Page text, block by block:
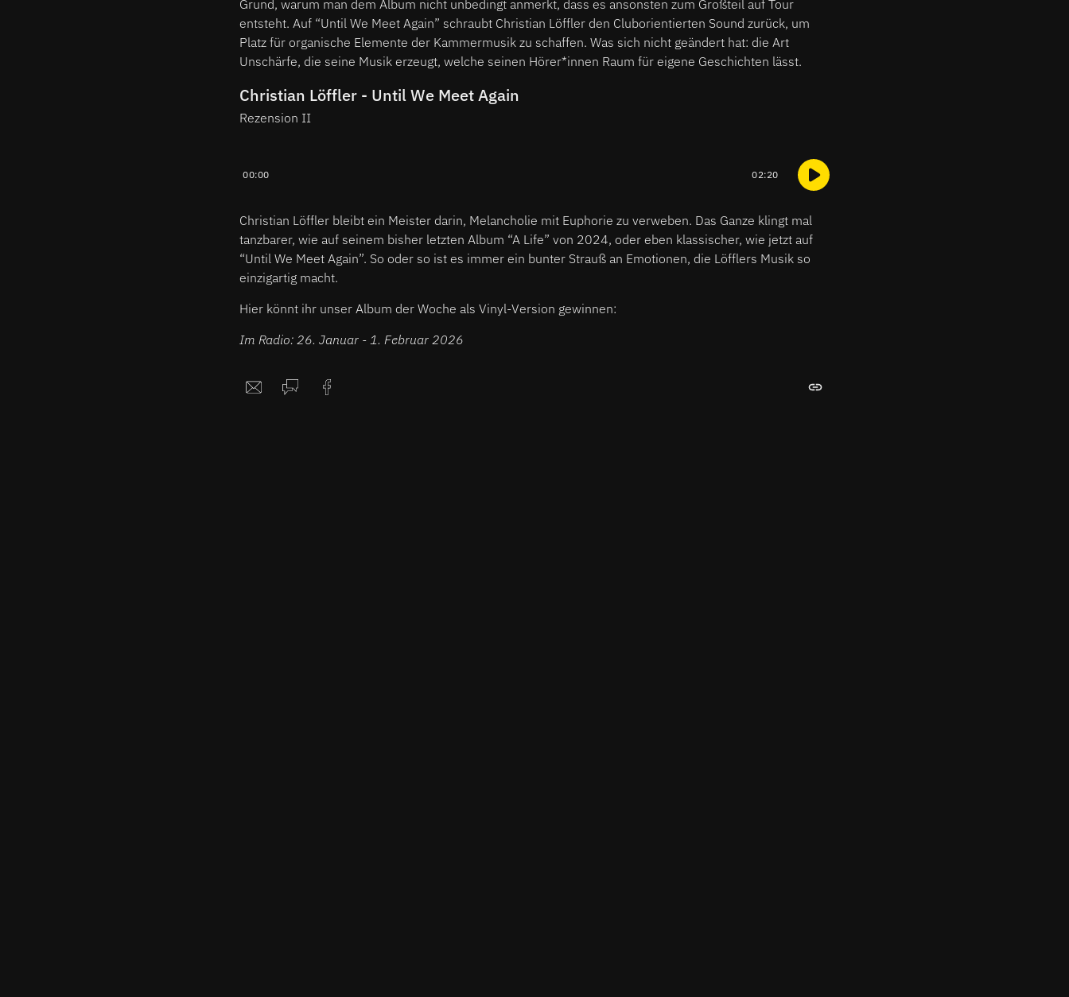
Grund, warum man dem Album nicht unbedingt anmerkt, dass es ansonsten zum Großteil auf Tour
entsteht. Auf “Until We Meet Again” schraubt Christian Löffler den Cluborientierten Sound zurück, um
Platz für organische Elemente der Kammermusik zu schaffen. Was sich nicht geändert hat: die Art
Unschärfe, die seine Musik erzeugt, welche seinen Hörer*innen Raum für eigene Geschichten lässt.
Christian Löffler - Until We Meet Again
Rezension II
00:00 02:20
Christian Löffler bleibt ein Meister darin, Melancholie mit Euphorie zu verweben. Das Ganze klingt mal
tanzbarer, wie auf seinem bisher letzten Album “A Life” von 2024, oder eben klassischer, wie jetzt auf
“Until We Meet Again”. So oder so ist es immer ein bunter Strauß an Emotionen, die Löfflers Musik so
einzigartig macht.
Hier könnt ihr unser Album der Woche als Vinyl-Version gewinnen:
Im Radio: 26. Januar - 1. Februar 2026